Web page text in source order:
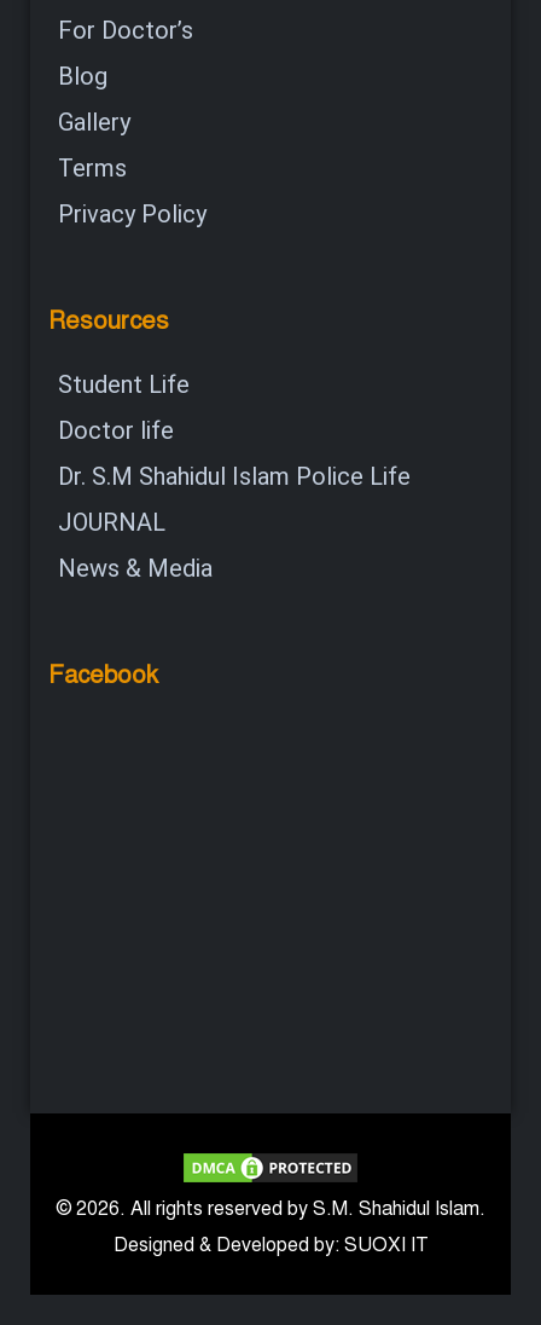
For Doctor’s
Blog
Gallery
Terms
Privacy Policy
Resources
Student Life
Doctor life
Dr. S.M Shahidul Islam Police Life
JOURNAL
News & Media
Facebook
© 2026. All rights reserved by S.M. Shahidul Islam.
Designed & Developed by: SUOXI IT